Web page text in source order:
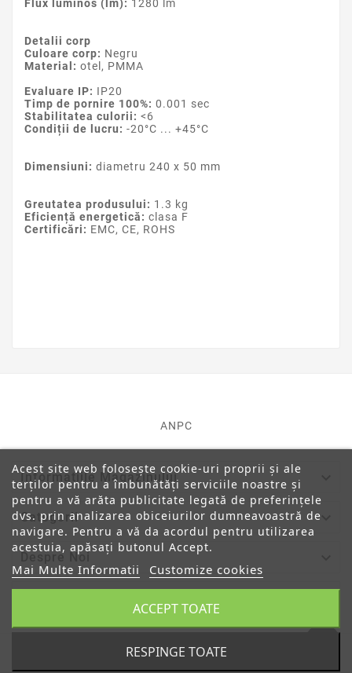
Flux luminos (lm): 1280 lm
Detalii corp
Culoare corp: Negru
Material: otel, PMMA
Evaluare IP: IP20
Timp de pornire 100%: 0.001 sec
Stabilitatea culorii: <6
Condiții de lucru: -20°C ... +45°C
Dimensiuni: diametru 240 x 50 mm
Greutatea produsului: 1.3 kg
Eficiență energetică: clasa F
Certificări: EMC, CE, ROHS
ANPC
Informatiile Magazinului
Categorii 
Despre Noi
Acest site web folosește cookie-uri proprii și ale
terților pentru a îmbunătăți serviciile noastre și
pentru a vă arăta publicitate legată de preferințele
dvs. prin analizarea obiceiurilor dumneavoastră de
navigare. Pentru a vă da acordul pentru utilizarea
acestuia, apăsați butonul Accept.
Mai Multe Informatii Customize cookies
RESPINGE TOATE
ACCEPT TOATE
© 2019 - Ecommerce Software By PrestaShop™